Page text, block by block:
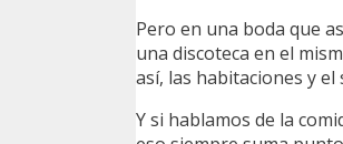
Pero en una boda que
una discoteca en el
así, las habitaciones y
Y si hablamos de la